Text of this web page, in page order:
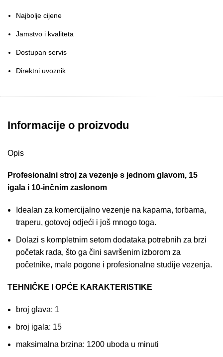
Najbolje cijene
Jamstvo i kvaliteta
Dostupan servis
Direktni uvoznik
Informacije o proizvodu
Opis
Profesionalni stroj za vezenje s jednom glavom, 15
igala i 10-inčnim zaslonom
Idealan za komercijalno vezenje na kapama, torbama,
traperu, gotovoj odjeći i još mnogo toga.
Dolazi s kompletnim setom dodataka potrebnih za brzi
početak rada, što ga čini savršenim izborom za
početnike, male pogone i profesionalne studije vezenja.
TEHNIČKE I OPĆE KARAKTERISTIKE
broj glava: 1
broj igala: 15
maksimalna brzina: 1200 uboda u minuti